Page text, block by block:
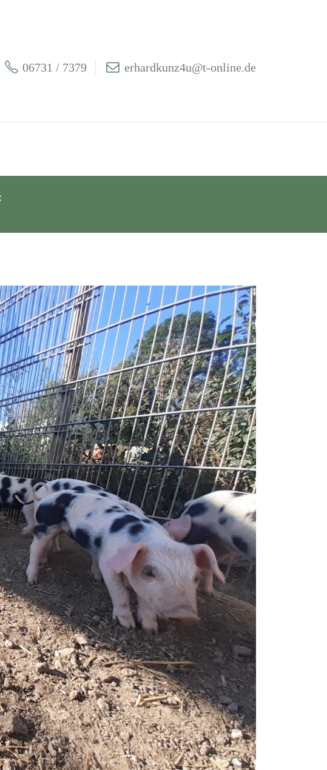
06731 / 7379 erhardkunz4u@t-online.de